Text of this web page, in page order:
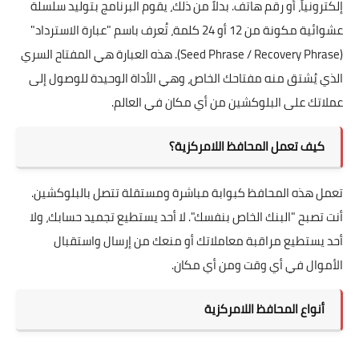
إلكترونياً، أو رقم هاتف. بدلاً من ذلك، يقوم البرنامج بتوليد سلسلة
عشوائية مكونة من 12 أو 24 كلمة، تُعرف باسم "عبارة الاسترداد"
(Seed Phrase / Recovery Phrase). هذه العبارة هي المفتاح السري
الذي يُشتق منه مفتاحك الخاص، وهي الأداة الوحيدة للوصول إلى
عملاتك على البلوكشين من أي مكان في العالم.
كيف تعمل المحافظ اللامركزية؟
تعمل هذه المحافظ كبوابة مباشرة ومستقلة تتصل بالبلوكشين.
أنت تصبح "البنك الخاص بنفسك". لا أحد يستطيع تجميد حسابك، ولا
أحد يستطيع مراقبة معاملاتك أو منعك من إرسال واستقبال
الأموال في أي وقت ومن أي مكان.
أنواع المحافظ اللامركزية